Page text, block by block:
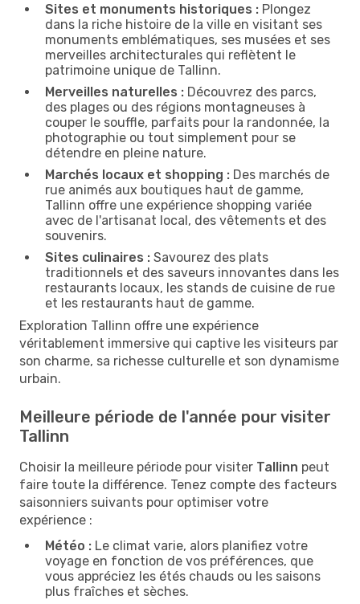
Sites et monuments historiques : Plongez
dans la riche histoire de la ville en visitant ses
monuments emblématiques, ses musées et ses
merveilles architecturales qui reflètent le
patrimoine unique de Tallinn.
Merveilles naturelles : Découvrez des parcs,
des plages ou des régions montagneuses à
couper le souffle, parfaits pour la randonnée, la
photographie ou tout simplement pour se
détendre en pleine nature.
Marchés locaux et shopping : Des marchés de
rue animés aux boutiques haut de gamme,
Tallinn offre une expérience shopping variée
avec de l'artisanat local, des vêtements et des
souvenirs.
Sites culinaires : Savourez des plats
traditionnels et des saveurs innovantes dans les
restaurants locaux, les stands de cuisine de rue
et les restaurants haut de gamme.
Exploration Tallinn offre une expérience
véritablement immersive qui captive les visiteurs par
son charme, sa richesse culturelle et son dynamisme
urbain.
Meilleure période de l'année pour visiter
Tallinn
Choisir la meilleure période pour visiter Tallinn peut
faire toute la différence. Tenez compte des facteurs
saisonniers suivants pour optimiser votre
expérience :
Météo : Le climat varie, alors planifiez votre
voyage en fonction de vos préférences, que
vous appréciez les étés chauds ou les saisons
plus fraîches et sèches.